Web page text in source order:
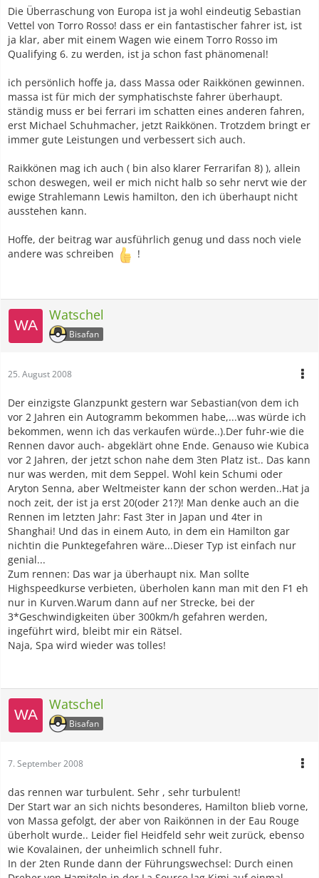
Die Überraschung von Europa ist ja wohl eindeutig Sebastian
Vettel von Torro Rosso! dass er ein fantastischer fahrer ist, ist
ja klar, aber mit einem Wagen wie einem Torro Rosso im
Qualifying 6. zu werden, ist ja schon fast phänomenal!
ich persönlich hoffe ja, dass Massa oder Raikkönen gewinnen.
massa ist für mich der symphatischste fahrer überhaupt.
ständig muss er bei ferrari im schatten eines anderen fahren,
erst Michael Schuhmacher, jetzt Raikkönen. Trotzdem bringt er
immer gute Leistungen und verbessert sich auch.
Raikkönen mag ich auch ( bin also klarer Ferrarifan 8) ), allein
schon deswegen, weil er mich nicht halb so sehr nervt wie der
ewige Strahlemann Lewis hamilton, den ich überhaupt nicht
ausstehen kann.
Hoffe, der beitrag war ausführlich genug und dass noch viele
andere was schreiben
!
Watschel
Bisafan
25. August 2008
Der einzigste Glanzpunkt gestern war Sebastian(von dem ich
vor 2 Jahren ein Autogramm bekommen habe,...was würde ich
bekommen, wenn ich das verkaufen würde..).Der fuhr-wie die
Rennen davor auch- abgeklärt ohne Ende. Genauso wie Kubica
vor 2 Jahren, der jetzt schon nahe dem 3ten Platz ist.. Das kann
nur was werden, mit dem Seppel. Wohl kein Schumi oder
Aryton Senna, aber Weltmeister kann der schon werden..Hat ja
noch zeit, der ist ja erst 20(oder 21?)! Man denke auch an die
Rennen im letzten Jahr: Fast 3ter in Japan und 4ter in
Shanghai! Und das in einem Auto, in dem ein Hamilton gar
nichtin die Punktegefahren wäre...Dieser Typ ist einfach nur
genial...
Zum rennen: Das war ja überhaupt nix. Man sollte
Highspeedkurse verbieten, überholen kann man mit den F1 eh
nur in Kurven.Warum dann auf ner Strecke, bei der
3*Geschwindigkeiten über 300km/h gefahren werden,
ingeführt wird, bleibt mir ein Rätsel.
Naja, Spa wird wieder was tolles!
Watschel
Bisafan
7. September 2008
das rennen war turbulent. Sehr , sehr turbulent!
Der Start war an sich nichts besonderes, Hamilton blieb vorne,
von Massa gefolgt, der aber von Raikönnen in der Eau Rouge
überholt wurde.. Leider fiel Heidfeld sehr weit zurück, ebenso
wie Kovalainen, der unheimlich schnell fuhr.
In der 2ten Runde dann der Führungswechsel: Durch einen